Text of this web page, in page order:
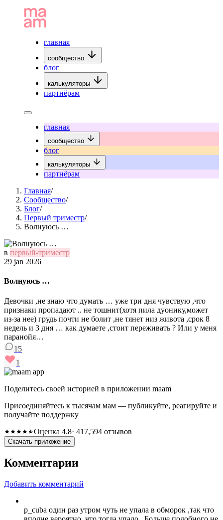
главная
сообщество
блог
калькуляторы
партнёрам
главная
сообщество
блог
калькуляторы
партнёрам
Главная/
Сообщество/
Блог/
Первый триместр/
Волнуюсь …
в первый-триместр
29 jan 2026
Волнуюсь …
Девочки ,не знаю что думать … уже три дня чувствую ,что
признаки пропадают .. не тошнит(хотя пила дуонику,может
из-за нее) грудь почти не болит ,не тянет низ живота ,срок 8
недель и 3 дня … как думаете ,стоит переживать ? Или у меня
паранойя…
15
1
Поделитесь своей историей в приложении maam
Присоединяйтесь к тысячам мам — публикуйте, реагируйте и
получайте поддержку
Оценка 4.8· 417,594 отзывов
Скачать приложение
Комментарии
Добавить комментарий
p_cuba один раз утром чуть не упала в обморок ,так что